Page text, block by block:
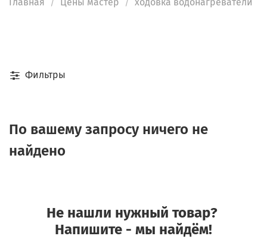
Фильтры
По вашему запросу ничего не
найдено
Не нашли нужный товар?
Напишите - мы найдём!